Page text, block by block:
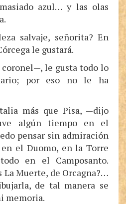
azul… y las olas
salvaje, señorita? En
le gustará.
le gusta todo lo
por eso no le ha
más que Pisa, —dijo
algún tiempo en el
pensar sin admiración
el Duomo, en la Torre
en el Camposanto.
La Muerte, de Orcagna?…
de tal manera se
memoria.